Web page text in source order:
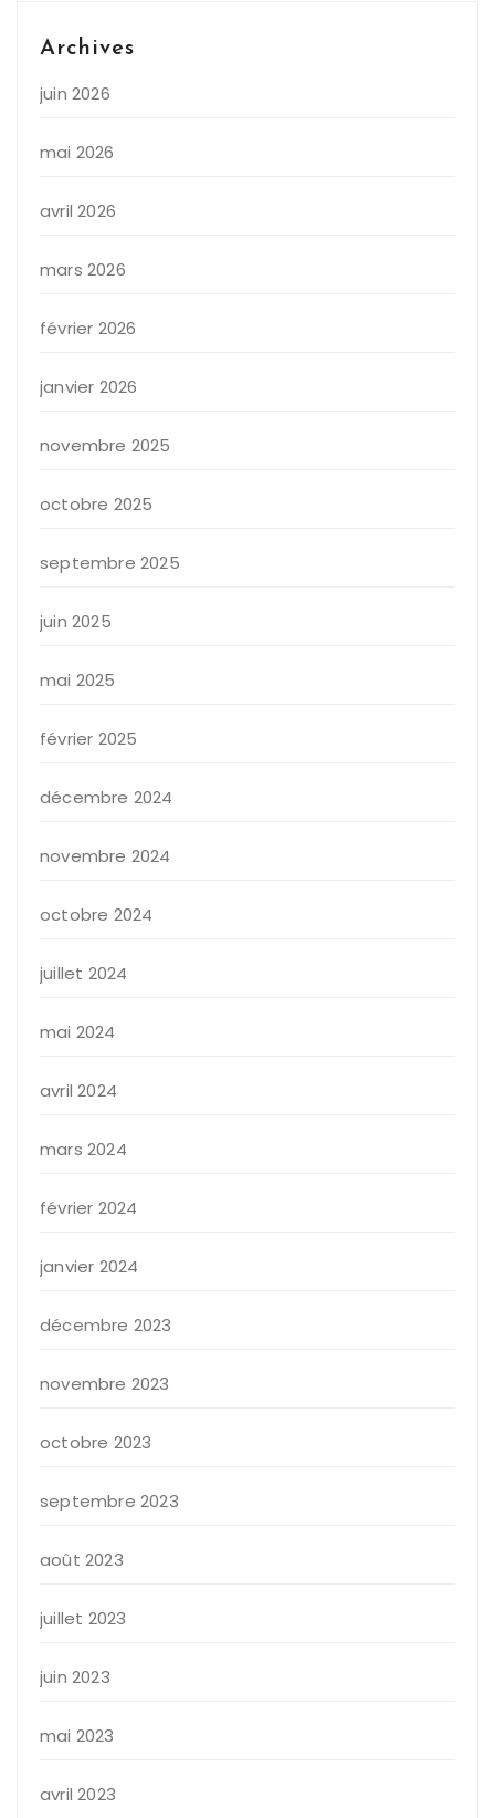
Archives
juin 2026
mai 2026
avril 2026
mars 2026
février 2026
janvier 2026
novembre 2025
octobre 2025
septembre 2025
juin 2025
mai 2025
février 2025
décembre 2024
novembre 2024
octobre 2024
juillet 2024
mai 2024
avril 2024
mars 2024
février 2024
janvier 2024
décembre 2023
novembre 2023
octobre 2023
septembre 2023
août 2023
juillet 2023
juin 2023
mai 2023
avril 2023